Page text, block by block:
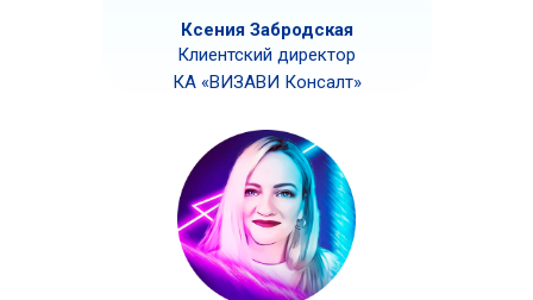
Ксения Забродская
Клиентский директор
КА «ВИЗАВИ Консалт»